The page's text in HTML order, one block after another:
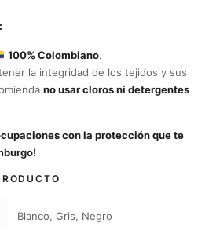
100% Colombiano.
la integridad de los tejidos y sus
no usar cloros ni detergentes
con la protección que te
Blanco, Gris, Negro